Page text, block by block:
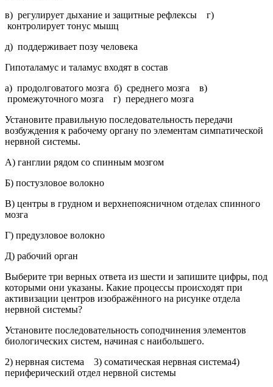
в) регулирует дыхание и защитные рефлексы г)
контролирует тонус мышц
д) поддерживает позу человека
Гипоталамус и таламус входят в состав
а) продолговатого мозга б) среднего мозга в)
промежуточного мозга г) переднего мозга
Установите правильную последовательность передачи
возбуждения к рабочему органу по элементам симпатической
нервной системы.
A) ганглии рядом со спинным мозгом
Б) постузловое волокно
B) центры в грудном и верхнепоясничном отделах спинного
мозга
Г) предузловое волокно
Д) рабочий орган
Выберите три верных ответа из шести и запишите цифры, под
которыми они указаны. Какие процессы происходят при
активизации центров изображённого на рисунке отдела
нервной системы?
Установите последовательность соподчинения элементов
биологических систем, начиная с наибольшего.
2) нервная система 3) соматическая нервная система4)
периферический отдел нервной системы